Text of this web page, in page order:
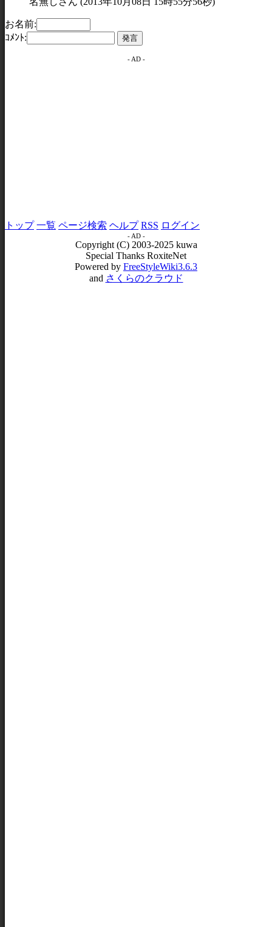
お名前:
ｺﾒﾝﾄ:
- AD -
トップ 一覧 ページ検索 ヘルプ RSS ログイン
- AD -
Copyright (C) 2003-2025 kuwa
Special Thanks RoxiteNet
Powered by FreeStyleWiki3.6.3
and さくらのクラウド